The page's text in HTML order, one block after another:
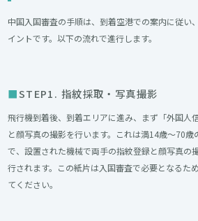
中国入国審査の手順は、到着空港での案内に従い
イントです。以下の流れで進行します。
STEP1. 指紋採取・写真撮影
飛行機到着後、到着エリアに進み、まず「外国人
と顔写真の撮影を行います。これは満14歳～70歳
で、設置された機械で両手の指紋登録と顔写真の
行されます。この紙片は入国審査で必要となるた
てください。